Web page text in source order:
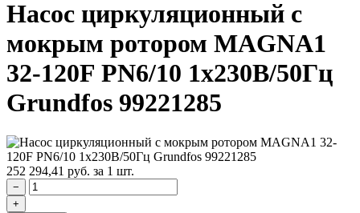
Насос циркуляционный с
мокрым ротором MAGNA1
32-120F PN6/10 1х230В/50Гц
Grundfos 99221285
252 294,41 руб. за 1 шт.
−
+